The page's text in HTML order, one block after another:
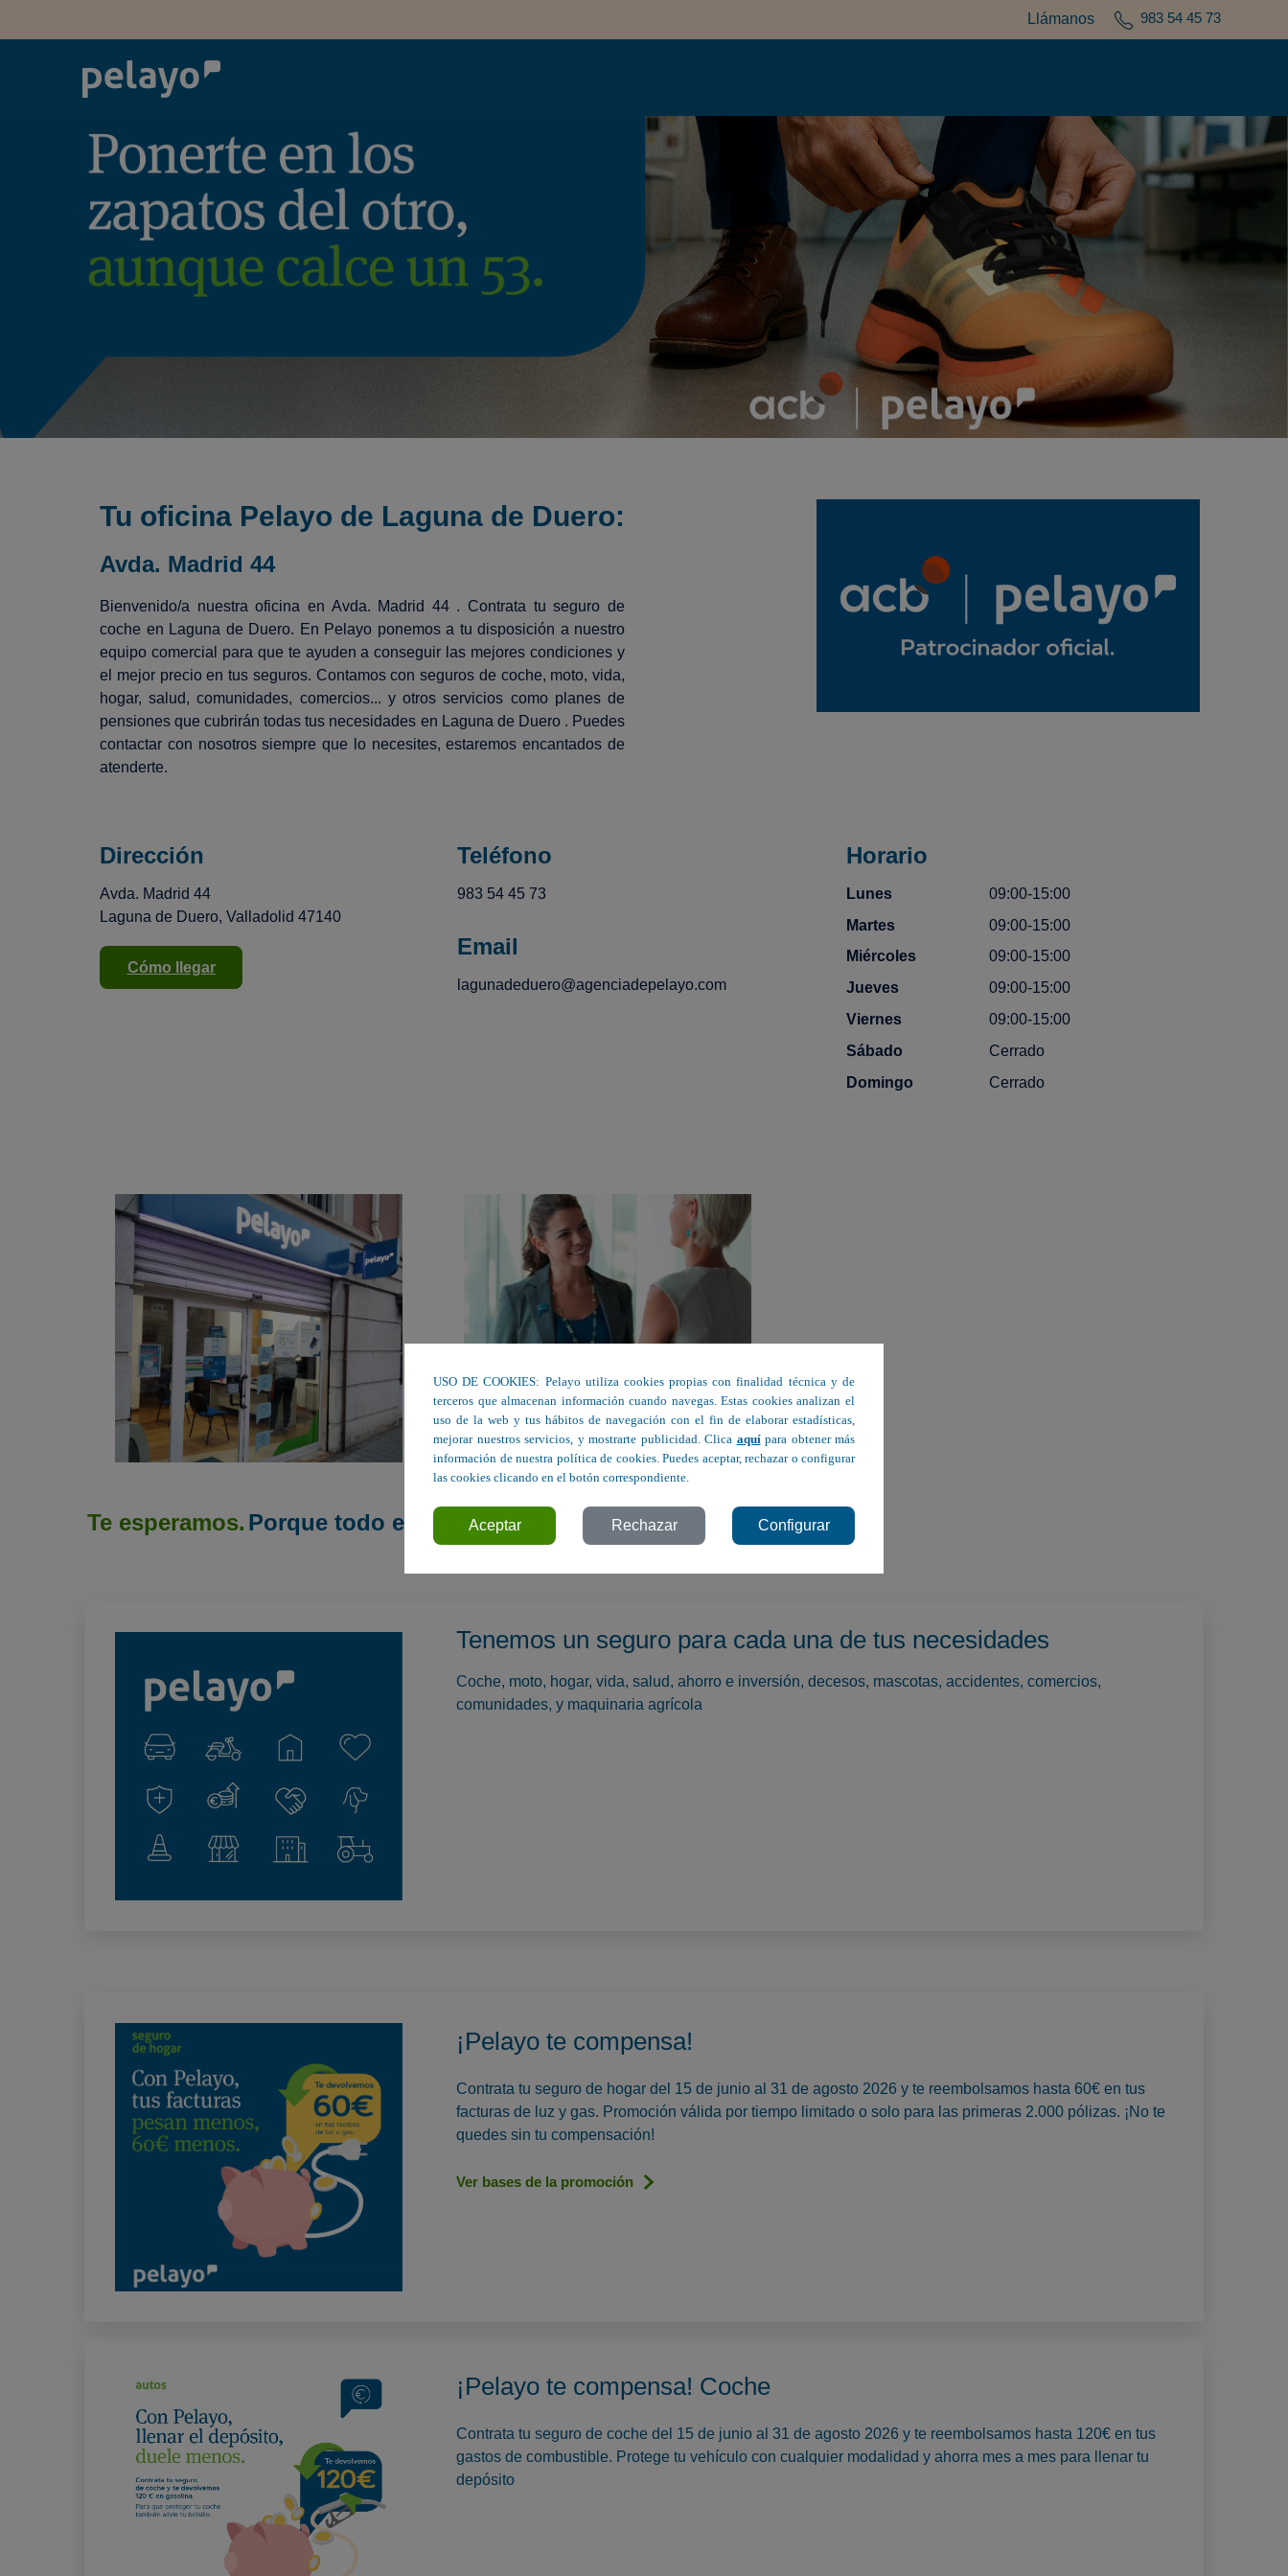
Llámanos 983 54 45 73
Tu oficina Pelayo de Laguna de Duero:
Avda. Madrid 44
Bienvenido/a nuestra oficina en Avda. Madrid 44 . Contrata tu seguro de
coche en Laguna de Duero. En Pelayo ponemos a tu disposición a nuestro
equipo comercial para que te ayuden a conseguir las mejores condiciones y
el mejor precio en tus seguros. Contamos con seguros de coche, moto, vida,
hogar, salud, comunidades, comercios... y otros servicios como planes de
pensiones que cubrirán todas tus necesidades en Laguna de Duero . Puedes
contactar con nosotros siempre que lo necesites, estaremos encantados de
atenderte.
Dirección
Avda. Madrid 44
Laguna de Duero, Valladolid 47140
Cómo llegar
Teléfono
983 54 45 73
Email
lagunadeduero@agenciadepelayo.com
Horario
Lunes
09:00-15:00
Martes
09:00-15:00
Miércoles
09:00-15:00
Jueves
09:00-15:00
Viernes
09:00-15:00
Sábado
Cerrado
Domingo
Cerrado
Te esperamos. Porque todo empieza con un buen diálogo.
Tenemos un seguro para cada una de tus necesidades
Coche, moto, hogar, vida, salud, ahorro e inversión, decesos, mascotas, accidentes, comercios,
comunidades, y maquinaria agrícola
¡Pelayo te compensa!
Contrata tu seguro de hogar del 15 de junio al 31 de agosto 2026 y te reembolsamos hasta 60€ en tus
facturas de luz y gas. Promoción válida por tiempo limitado o solo para las primeras 2.000 pólizas. ¡No te
quedes sin tu compensación!
Ver bases de la promoción
¡Pelayo te compensa! Coche
Contrata tu seguro de coche del 15 de junio al 31 de agosto 2026 y te reembolsamos hasta 120€ en tus
gastos de combustible. Protege tu vehículo con cualquier modalidad y ahorra mes a mes para llenar tu
depósito
USO DE COOKIES: Pelayo utiliza cookies propias con finalidad técnica y de
terceros que almacenan información cuando navegas. Estas cookies analizan el
uso de la web y tus hábitos de navegación con el fin de elaborar estadísticas,
mejorar nuestros servicios, y mostrarte publicidad. Clica aquípara obtener más
información de nuestra política de cookies. Puedes aceptar, rechazar o configurar
las cookies clicando en el botón correspondiente.
Aceptar Rechazar Configurar